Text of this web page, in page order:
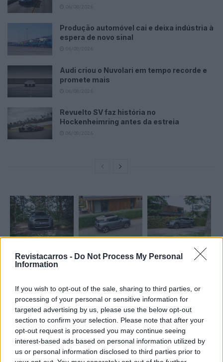
Revistacarros - Do Not Process My Personal
Information
If you wish to opt-out of the sale, sharing to third parties, or
processing of your personal or sensitive information for
targeted advertising by us, please use the below opt-out
section to confirm your selection. Please note that after your
opt-out request is processed you may continue seeing
interest-based ads based on personal information utilized by
us or personal information disclosed to third parties prior to
Produção automóvel cai e deixa indústria à
espera de novo sinal
Audi criou o Nuvolari em tempo recorde e
promete mais
Revuelto SV faz história no
Hockenheimring antes da estreia
Tags: Mini Countryman
Ricardo Carvalho